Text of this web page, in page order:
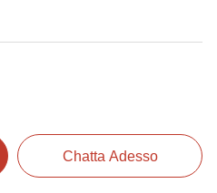
Chatta Adesso